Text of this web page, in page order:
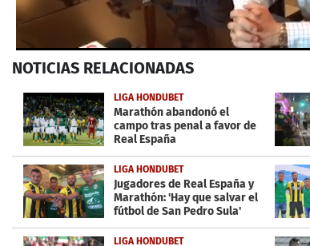
seconds
minute,
54
secondsVolume
0%
NOTICIAS RELACIONADAS
LIGA HONDUBET
Marathón abandonó el
campo tras penal a favor de
Real España
LIGA HONDUBET
Jugadores de Real España y
Marathón: 'Hay que salvar el
fútbol de San Pedro Sula'
LIGA HONDUBET